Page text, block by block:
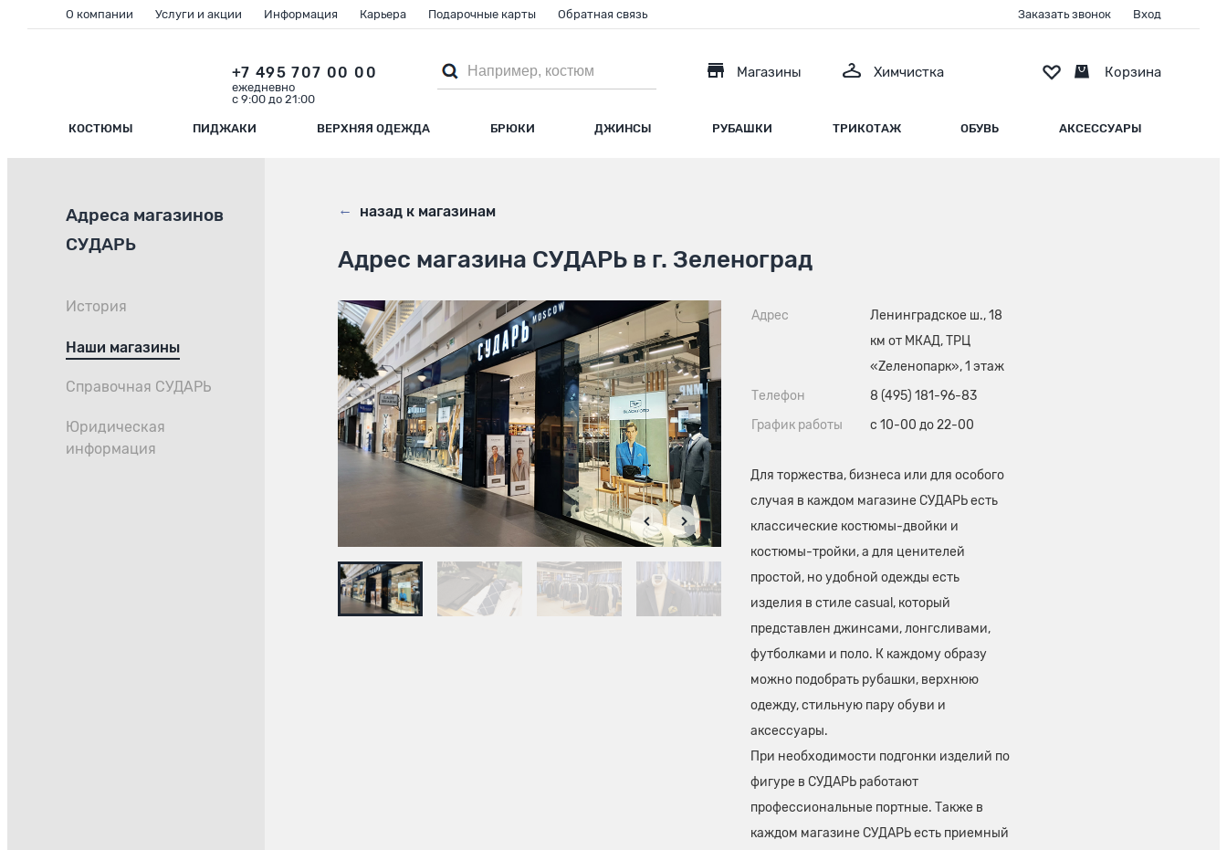
КОСТЮМЫ ПИДЖАКИ ВЕРХНЯЯ ОДЕЖДА БРЮКИ ДЖИНСЫ РУБАШКИ ТРИКОТАЖ ОБУВЬ АКСЕССУАРЫ
+7 495 707 00 00
ежедневно
с 9:00 до 21:00
Магазины Химчистка
О компании Услуги и акции Информация Карьера Подарочные карты Обратная связь Заказать звонок Вход
Корзина
Адреса магазинов
СУДАРЬ
История
Наши магазины
Справочная СУДАРЬ
Юридическая
информация
← назад к магазинам
Адрес магазина СУДАРЬ в г. Зеленоград
Адрес
Ленинградское ш., 18
км от МКАД, ТРЦ
«Zеленопарк», 1 этаж
Телефон
8 (495) 181-96-83
График работы
с 10-00 до 22-00
Для торжества, бизнеса или для особого
случая в каждом магазине СУДАРЬ есть
классические костюмы-двойки и
костюмы-тройки, а для ценителей
простой, но удобной одежды есть
изделия в стиле casual, который
представлен джинсами, лонгсливами,
футболками и поло. К каждому образу
можно подобрать рубашки, верхнюю
одежду, стильную пару обуви и
аксессуары.
При необходимости подгонки изделий по
фигуре в СУДАРЬ работают
профессиональные портные. Также в
каждом магазине СУДАРЬ есть приемный